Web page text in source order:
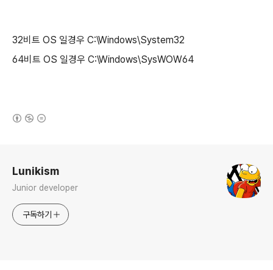
32비트 OS 일경우 C:\Windows\System32
64비트 OS 일경우 C:\Windows\SysWOW64
Lunikism
Junior developer
구독하기